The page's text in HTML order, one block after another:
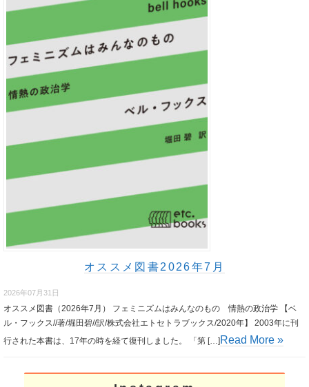
オススメ図書2026年7月
2026年07月31日
オススメ図書（2026年7月） フェミニズムはみんなのもの 情熱の政治学 【ベ
ル・フックス//著/堀田碧//訳/株式会社エトセトラブックス/2020年】 2003年に刊
行された本書は、17年の時を経て復刊しました。 「第 […] Read More »